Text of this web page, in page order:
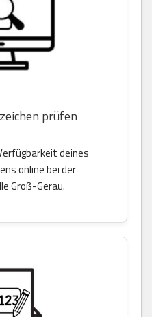
prüfen
deines
online bei der
Groß-Gerau.